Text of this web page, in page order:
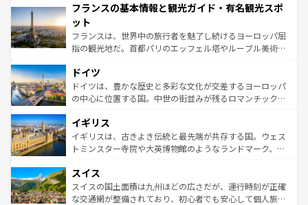
ませてくれるイタリアで、忘れられない旅をしてみよう！
なお、新着のイタリア情報は
しい。
文化が根付くこの国では、情熱的なフラメンコ、熱気あふ
れる闘牛、そして美味しいタパスが生活の一部となってい
る。首都マドリードの洗練された雰囲気や、バルセロナの
アートに溢れた街角から、地方では古代ローマ遺跡や中世
せる。地方によって風土や気候が異なるスペインはその個
性で訪れる人を魅了する。 なお、新着のスペイン情報は コ
ンテンツ一覧を参照してほしい。
フランスの基本情報と観光ガイド・有名観光スポ
ット
フランスは、世界中の旅行者を魅了し続けるヨーロッパ屈
指の観光地だ。首都パリのエッフェル塔やルーブル美術館
で、幅広い魅力が詰まっている。華麗な宮殿、歴史的な大
聖堂、美しいビーチ、そして豊かな自然が、訪れる者を心
から魅了する。また、フランスは美食の国としても知ら
いる。シャンパンの発祥地であるランス、プロヴァンスの
香り高いラベンダー畑など、多彩な楽しみ方が可能だ。さ
らに、パリ以外の地域にも魅力が溢れており、どの街角に
れる地方に足を運ぶとそれぞれで全く異なる文化を体験で
きるだろう。 なお、新着のフランス情報はコンテンツ一覧
を参照してほしい。
ドイツ
ドイツは、豊かな歴史と多彩な文化が交差するヨーロッパ
の中心に位置する国。中世の街並みが残るロマンチック街
顔を持つこの国は、どこを歩いても飽きることがない。ベ
ルリンの文化的活気、バイエルン州のアルプスの絶景、そ
してライン川沿いのワイン畑といった風景は必見。ビール
は、お酒好きな人にはぜひ体験してほしい。 なお、新着の
ドイツ情報はコンテンツ一覧を参照してほしい。
イギリス
イギリスは、古きよき伝統と最先端が共存する国。ウェス
トミンスター寺院や大英博物館のようなランドマーク、歴
リアごとに異なる魅力がある。また、優雅なアフタヌーン
ティー、ビール好きにはたまらない英国パブ、サッカー観
戦など、本場だからこそできる体験も豊富。イギリスを旅
スイス
スイスの国土面積は九州ほどの広さだが、運行時刻が正確
な交通網が整備されており、初心者でも安心して個人旅行